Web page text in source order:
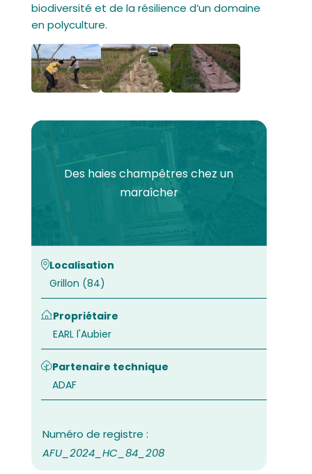
biodiversité et de la résilience d’un domaine
en polyculture.
Des haies champêtres chez un
maraîcher
Localisation
Grillon (84)
Propriétaire
EARL l'Aubier
Partenaire technique
ADAF
AFU_2024_HC_84_208